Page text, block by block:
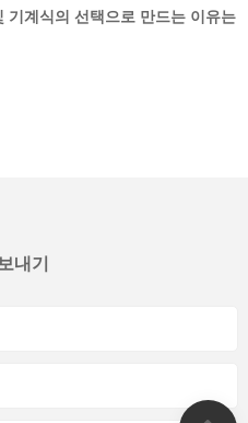
기계식의 선택으로 만드는 이유는
내기